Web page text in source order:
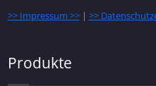
>> Impressum >>| >>
Produkte